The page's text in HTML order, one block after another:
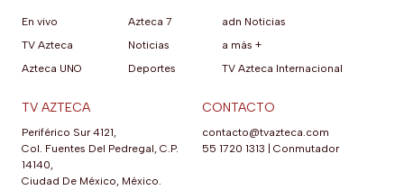
En vivo
TV Azteca
Azteca UNO
Azteca 7
Noticias
Deportes
adn Noticias
a más +
TV Azteca Internacional
TV AZTECA
Periférico Sur 4121,
Col. Fuentes Del Pedregal, C.P.
14140,
Ciudad De México, México.
CONTACTO
contacto@tvazteca.com
55 1720 1313
Conmutador